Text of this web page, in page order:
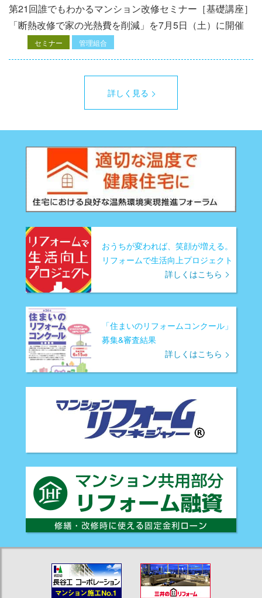
第21回誰でもわかるマンション改修セミナー［基礎講座］
「断熱改修で家の光熱費を削減」を7月5日（土）に開催
セミナー 管理組合
詳しく見る
おうちが変われば、笑顔が増える。
リフォームで生活向上プロジェクト
詳しくはこちら
「住まいのリフォームコンクール」
募集&審査結果
詳しくはこちら